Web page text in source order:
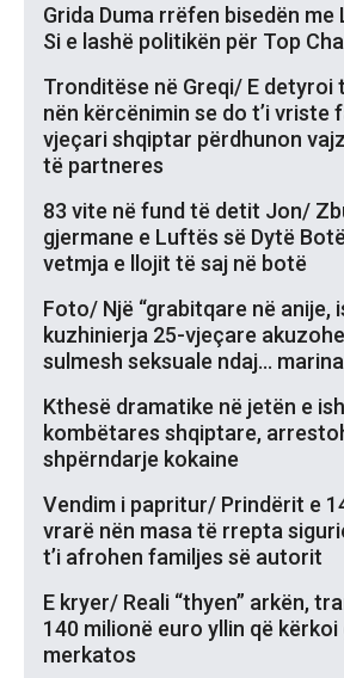
Grida Duma rrëfen bisedën me
Si e lashë politikën për Top
Tronditëse në Greqi/ E detyroi
nën kërcënimin se do t’i vriste
vjeçari shqiptar përdhunon
të partneres
83 vite në fund të detit Jon/
gjermane e Luftës së Dytë
vetmja e llojit të saj në botë
Foto/ Një “grabitqare në anije,
kuzhinierja 25-vjeçare
sulmesh seksuale ndaj…
Kthesë dramatike në jetën e
kombëtares shqiptare,
shpërndarje kokaine
Vendim i papritur/ Prindërit e
vrarë nën masa të rrepta
t’i afrohen familjes së autorit
E kryer/ Reali “thyen” arkën,
140 milionë euro yllin që
merkatos